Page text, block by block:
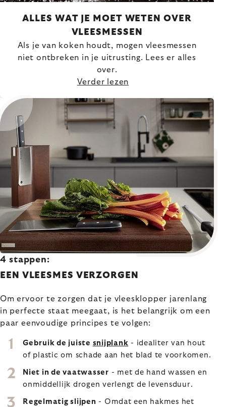
ALLES WAT JE MOET WETEN OVER
VLEESMESSEN
Als je van koken houdt, mogen vleesmessen
niet ontbreken in je uitrusting. Lees er alles
over.
Verder lezen
4 stappen:
EEN VLEESMES VERZORGEN
Om ervoor te zorgen dat je vleesklopper jarenlang
in perfecte staat meegaat, is het belangrijk om een
paar eenvoudige principes te volgen:
Gebruik de juiste snijplank - idealiter van hout
of plastic om schade aan het blad te voorkomen.
Niet in de vaatwasser - met de hand wassen en
onmiddellijk drogen verlengt de levensduur.
Regelmatig slijpen - Omdat een hakmes het